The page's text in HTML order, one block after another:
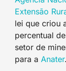
Extensão
lei que criou
percentual
setor de
para a Anater.